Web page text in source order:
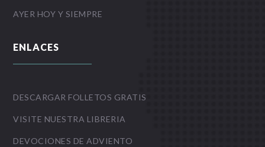
AYER HOY Y SIEMPRE
ENLACES
DESCARGAR FOLLETOS GRATIS
VISITE NUESTRA LIBRERIA
DEVOCIONES DE ADVIENTO